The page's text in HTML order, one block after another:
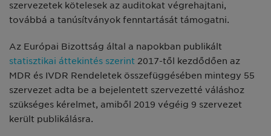
szervezetek kötelesek az auditokat végrehajtani,
továbbá a tanúsítványok fenntartását támogatni.
Az Európai Bizottság által a napokban publikált
statisztikai áttekintés szerint 2017-től kezdődően az
MDR és IVDR Rendeletek összefüggésében mintegy 55
szervezet adta be a bejelentett szervezetté váláshoz
szükséges kérelmet, amiből 2019 végéig 9 szervezet
került publikálásra.